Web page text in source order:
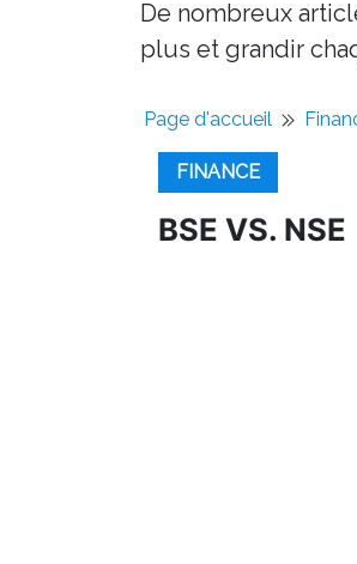
De nombreux
plus et grandir
Page d'accueil
FINANCE
BSE VS. NSE